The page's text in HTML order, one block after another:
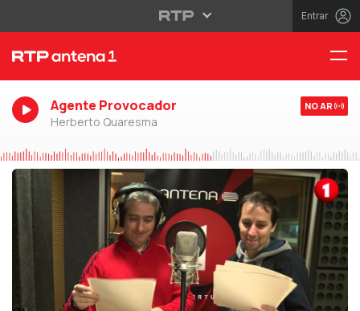
Entrar
Agente Provocador
Herberto Quaresma
NO AR